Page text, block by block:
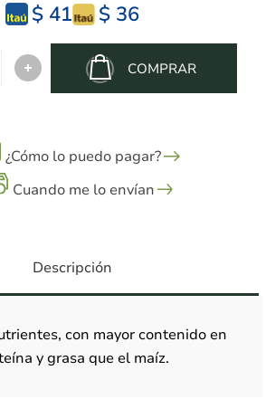
$ 41 $ 36
COMPRAR
¿Cómo lo puedo pagar?
Cuando me lo envían
Descripción
con mayor contenido en
y grasa que el maíz.